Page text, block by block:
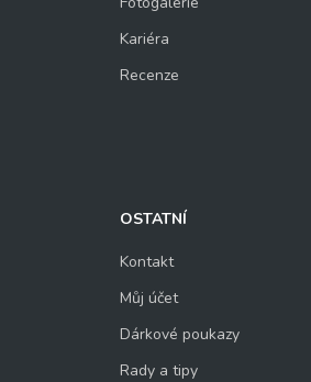
Kariéra
Recenze
OSTATNÍ
Kontakt
Můj účet
Dárkové poukazy
Rady a tipy